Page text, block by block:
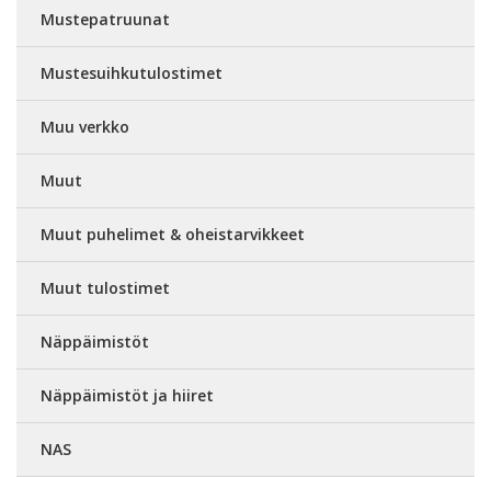
Mustepatruunat
Mustesuihkutulostimet
Muu verkko
Muut
Muut puhelimet & oheistarvikkeet
Muut tulostimet
Näppäimistöt
Näppäimistöt ja hiiret
NAS